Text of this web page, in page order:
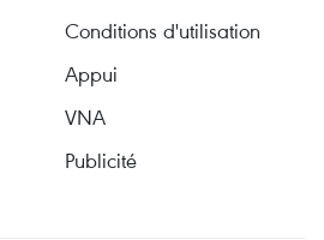
Conditions d'utilisation
Appui
VNA
Publicité